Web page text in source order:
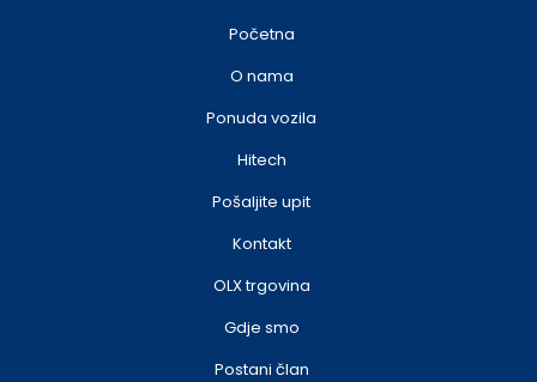
Početna
O nama
Ponuda vozila
Hitech
Pošaljite upit
Kontakt
OLX trgovina
Gdje smo
Postani član